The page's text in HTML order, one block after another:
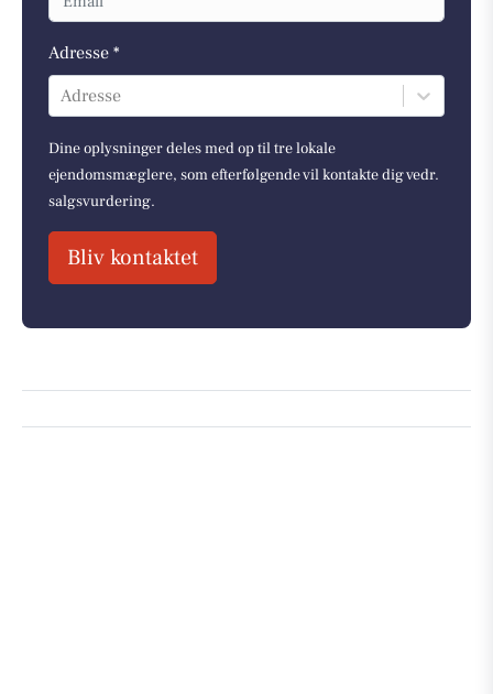
Adresse *
Adresse
Dine oplysninger deles med op til tre lokale
ejendomsmæglere, som efterfølgende vil kontakte dig vedr.
salgsvurdering.
Bliv kontaktet